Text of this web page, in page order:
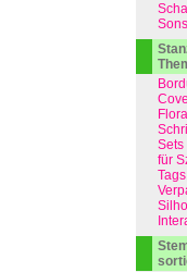
Sets
für